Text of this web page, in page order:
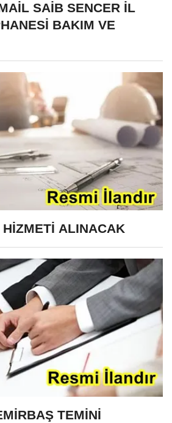
SAİB SENCER İL
BAKIM VE
ALINACAK
TEMİNİ